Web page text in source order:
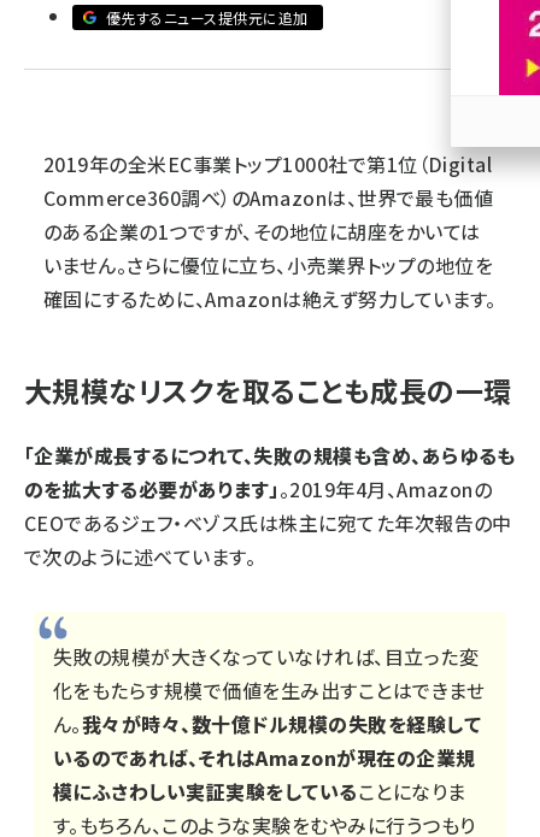
優先するニュース提供元に追加
2019年の全米EC事業トップ1000社で第1位（Digital
Commerce360調べ）のAmazonは、世界で最も価値
のある企業の1つですが、その地位に胡座をかいては
いません。さらに優位に立ち、小売業界トップの地位を
確固にするために、Amazonは絶えず努力しています。
大規模なリスクを取ることも成長の一環
「企業が成長するにつれて、失敗の規模も含め、あらゆるも
のを拡大する必要があります」。2019年4月、Amazonの
CEOであるジェフ・ベゾス氏は株主に宛てた年次報告の中
で次のように述べています。
失敗の規模が大きくなっていなければ、目立った変
化をもたらす規模で価値を生み出すことはできませ
ん。我々が時々、数十億ドル規模の失敗を経験して
いるのであれば、それはAmazonが現在の企業規
模にふさわしい実証実験をしていることになりま
す。もちろん、このような実験をむやみに行うつもり
参